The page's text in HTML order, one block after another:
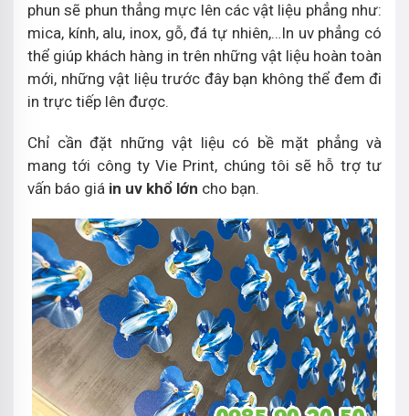
phun sẽ phun thẳng mực lên các vật liệu phẳng như:
mica, kính, alu, inox, gỗ, đá tự nhiên,…In uv phẳng có
thể giúp khách hàng in trên những vật liệu hoàn toàn
mới, những vật liệu trước đây bạn không thể đem đi
in trực tiếp lên được.
Chỉ cần đặt những vật liệu có bề mặt phẳng và
mang tới công ty Vie Print, chúng tôi sẽ hỗ trợ tư
vấn báo giá in uv khổ lớn cho bạn.